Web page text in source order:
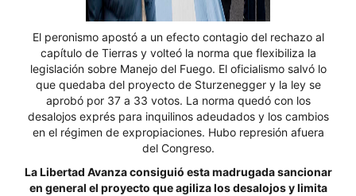
El peronismo apostó a un efecto contagio del rechazo al
capítulo de Tierras y volteó la norma que flexibiliza la
legislación sobre Manejo del Fuego. El oficialismo salvó lo
que quedaba del proyecto de Sturzenegger y la ley se
aprobó por 37 a 33 votos. La norma quedó con los
desalojos exprés para inquilinos adeudados y los cambios
en el régimen de expropiaciones. Hubo represión afuera
del Congreso.
La Libertad Avanza consiguió esta madrugada sancionar
en general el proyecto que agiliza los desalojos y limita